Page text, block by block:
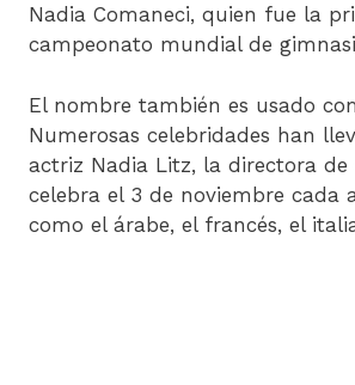
Nadia Comaneci, quien fue la
campeonato mundial de
El nombre también es usado
Numerosas celebridades han
actriz Nadia Litz, la directora de
celebra el 3 de noviembre cada
como el árabe, el francés, el